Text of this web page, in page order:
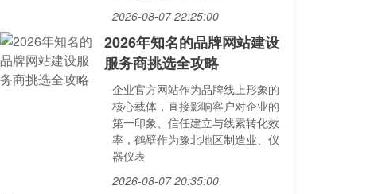
2026-08-07 22:25:00
2026年知名的品牌网站建设
服务商挑选全攻略
企业官方网站作为品牌线上形象的
核心载体，直接影响客户对企业的
第一印象、信任建立与线索转化效
率，鹤壁作为豫北地区制造业、仪
器仪表
2026-08-07 20:35:00